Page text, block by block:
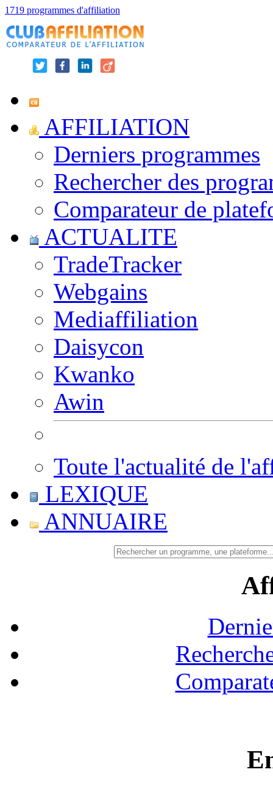
1719 programmes d'affiliation
AFFILIATION
Derniers programmes
Rechercher des
Comparateur de
ACTUALITE
TradeTracker
Webgains
Mediaffiliation
Daisycon
Kwanko
Awin
Toute l'actualité de
LEXIQUE
ANNUAIRE